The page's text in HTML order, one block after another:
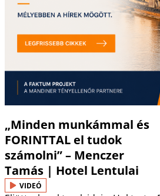
„Minden munkámmal és
FORINTTAL el tudok
számolni” – Menczer
Tamás | Hotel Lentulai
VIDEÓ